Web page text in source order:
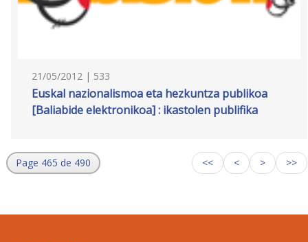
21/05/2012 | 533
Euskal nazionalismoa eta hezkuntza publikoa
[Baliabide elektronikoa] : ikastolen publifika
Page 465 de 490 << < > >>